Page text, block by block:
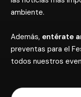
ambiente.
Además, entérate
preventas para el
todos nuestros